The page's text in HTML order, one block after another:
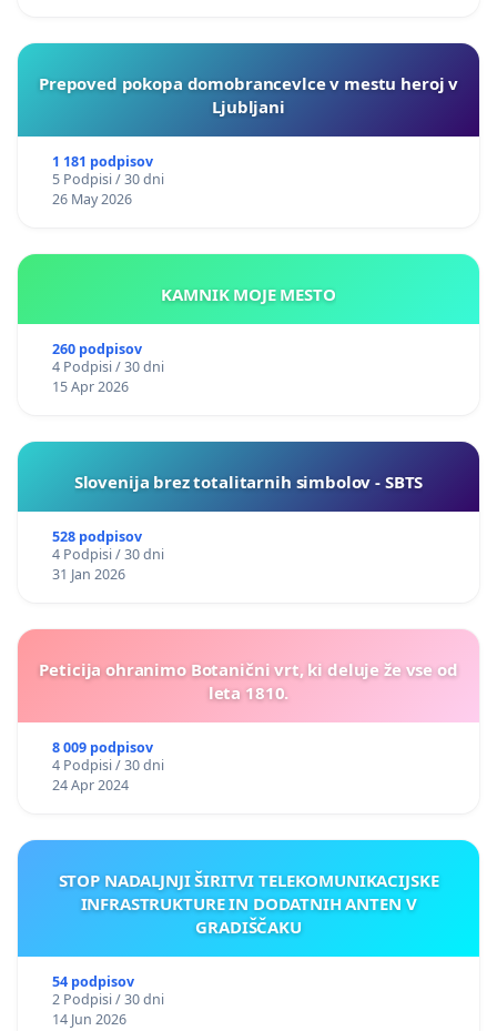
Prepoved pokopa domobrancevlce v mestu heroj v
Ljubljani
1 181 podpisov
5 Podpisi / 30 dni
26 May 2026
KAMNIK MOJE MESTO
260 podpisov
4 Podpisi / 30 dni
15 Apr 2026
Slovenija brez totalitarnih simbolov - SBTS
528 podpisov
4 Podpisi / 30 dni
31 Jan 2026
Peticija ohranimo Botanični vrt, ki deluje že vse od
leta 1810.
8 009 podpisov
4 Podpisi / 30 dni
24 Apr 2024
STOP NADALJNJI ŠIRITVI TELEKOMUNIKACIJSKE
INFRASTRUKTURE IN DODATNIH ANTEN V
GRADIŠČAKU
54 podpisov
2 Podpisi / 30 dni
14 Jun 2026